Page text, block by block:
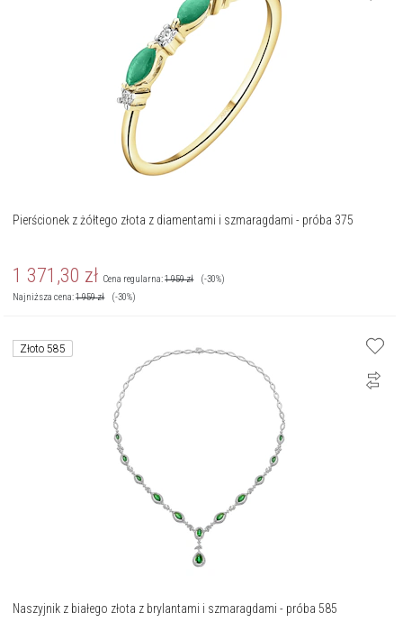
Pierścionek z żółtego złota z diamentami i szmaragdami - próba 375
1 371,30 zł Cena regularna:1 959zł
(-30%)
Najniższa cena:1 959zł (-30%)
Złoto 585
Naszyjnik z białego złota z brylantami i szmaragdami - próba 585